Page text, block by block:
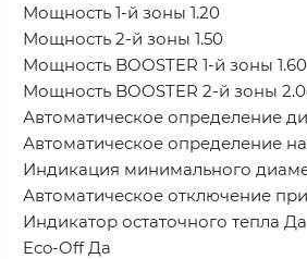
Мощность 1-й зоны 1.20
Мощность 2-й зоны 1.50
Мощность BOOSTER 1-й зоны 1.60
Мощность BOOSTER 2-й зоны
Автоматическое определение
Автоматическое определение
Индикация минимального
Автоматическое отключение
Индикатор остаточного тепла Да
Eco-Off Да